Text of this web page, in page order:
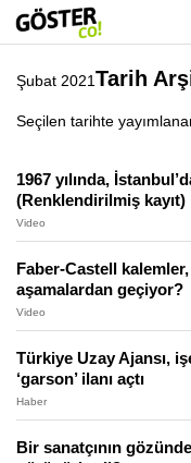
Tarih
Şubat 2021
Seçilen tarihte
1967 yılında,
(Renklendirilmiş kayıt)
Video
Faber-Castell
aşamalardan geçiyor?
Video
Türkiye Uzay Ajansı,
‘garson’ ilanı açtı
Haber
Bir sanatçının